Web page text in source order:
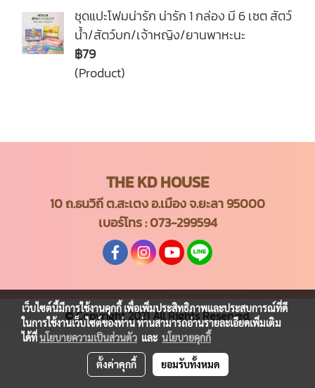
ชุดแปะโฟมน่ารัก น่ารัก 1 กล่อง มี 6 เซต สัตว์
น้ำ/สัตว์บก/เจ้าหญิง/ยานพาหะนะ
฿79
(Product)
THE KD HOUSE
10 ถ.ธนวิถี ต.สะเตง อ.เมือง จ.ยะลา 95000
เบอร์โทร :073-299594
© Copyright 2021 All Rights Reserved.
เว็บไซต์นี้มีการใช้งานคุกกี้ เพื่อเพิ่มประสิทธิภาพและประสบการณ์ที่ดี
ในการใช้งานเว็บไซต์ของท่าน ท่านสามารถอ่านรายละเอียดเพิ่มเติม
ได้ที่นโยบายความเป็นส่วนตัว และ นโยบายคุกกี้
ตั้งค่าคุกกี้ ยอมรับทั้งหมด